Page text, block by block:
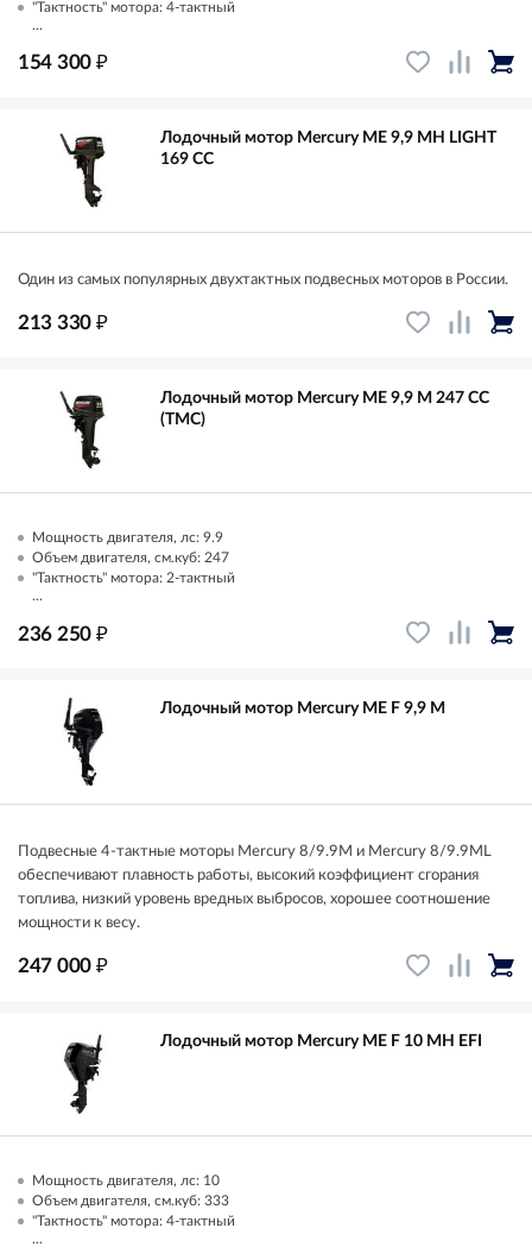
"Тактность" мотора: 4-тактный
...
154 300 ₽
Лодочный мотор Mercury ME 9,9 MH LIGHT
169 CC
Один из самых популярных двухтактных подвесных моторов в России.
213 330 ₽
Лодочный мотор Mercury ME 9,9 M 247 CC
(TMC)
Мощность двигателя, лс: 9.9
Объем двигателя, см.куб: 247
"Тактность" мотора: 2-тактный
...
236 250 ₽
Лодочный мотор Mercury ME F 9,9 M
Подвесные 4-тактные моторы Mercury 8/9.9M и Mercury 8/9.9ML
обеспечивают плавность работы, высокий коэффициент сгорания
топлива, низкий уровень вредных выбросов, хорошее соотношение
мощности к весу.
247 000 ₽
Лодочный мотор Mercury ME F 10 MH EFI
Мощность двигателя, лс: 10
Объем двигателя, см.куб: 333
"Тактность" мотора: 4-тактный
...